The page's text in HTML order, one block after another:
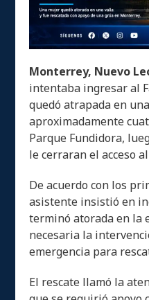
Monterrey, Nuevo
intentaba ingresar al
quedó atrapada en
aproximadamente
Parque Fundidora,
le cerraran el acceso
De acuerdo con los
asistente insistió en
terminó atorada en la
necesaria la
emergencia para
El rescate llamó la